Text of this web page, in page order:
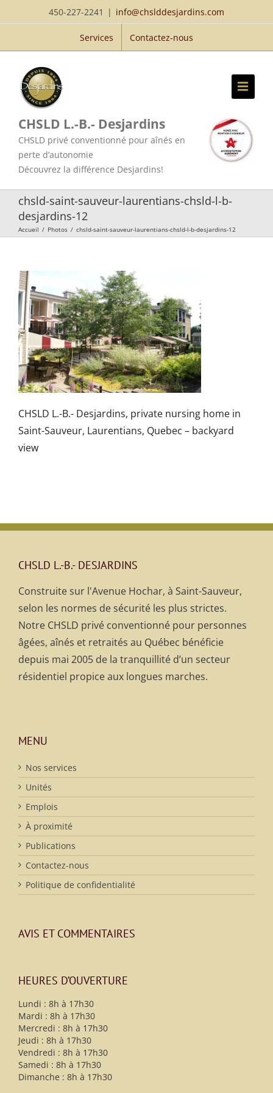
au
450-227-2241 | info@chslddesjardins.com
Services Contactez-nous
CHSLD L.-B.- Desjardins
CHSLD privé conventionné pour aînés en
perte d’autonomie
Découvrez la différence Desjardins!
chsld-saint-sauveur-laurentians-chsld-l-b-
desjardins-12
Accueil / Photos / chsld-saint-sauveur-laurentians-chsld-l-b-desjardins-12
CHSLD L.-B.- Desjardins, private nursing home in
Saint-Sauveur, Laurentians, Quebec – backyard
view
CHSLD L.-B.- DESJARDINS
Construite sur l'Avenue Hochar, à Saint-Sauveur,
selon les normes de sécurité les plus strictes.
Notre CHSLD privé conventionné pour personnes
âgées, aînés et retraités au Québec bénéficie
depuis mai 2005 de la tranquillité d’un secteur
résidentiel propice aux longues marches.
MENU
Nos services
Unités
Emplois
À proximité
Publications
Contactez-nous
Politique de confidentialité
AVIS ET COMMENTAIRES
HEURES D’OUVERTURE
Lundi : 8h à 17h30
Mardi : 8h à 17h30
Mercredi : 8h à 17h30
Jeudi : 8h à 17h30
Vendredi : 8h à 17h30
Samedi : 8h à 17h30
Dimanche : 8h à 17h30